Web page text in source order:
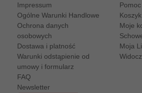
Impressum
Ogólne Warunki Handlowe
Ochrona danych
osobowych
Dostawa i platność
Warunki odstąpienie od
umowy i formularz
FAQ
Newsletter
Pomoc
Koszyk
Moje
Moja